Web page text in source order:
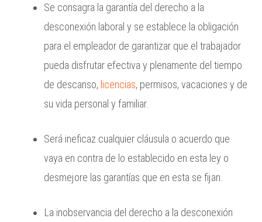
Se consagra la garantía del derecho a la
desconexión laboral y se establece la obligación
para el empleador de garantizar que el trabajador
pueda disfrutar efectiva y plenamente del tiempo
de descanso, licencias, permisos, vacaciones y de
su vida personal y familiar.
Será ineficaz cualquier cláusula o acuerdo que
vaya en contra de lo establecido en esta ley o
desmejore las garantías que en esta se fijan.
La inobservancia del derecho a la desconexión